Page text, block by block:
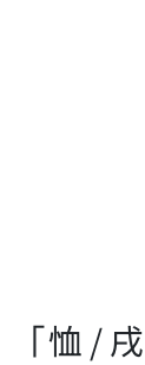
「恤 / 戌